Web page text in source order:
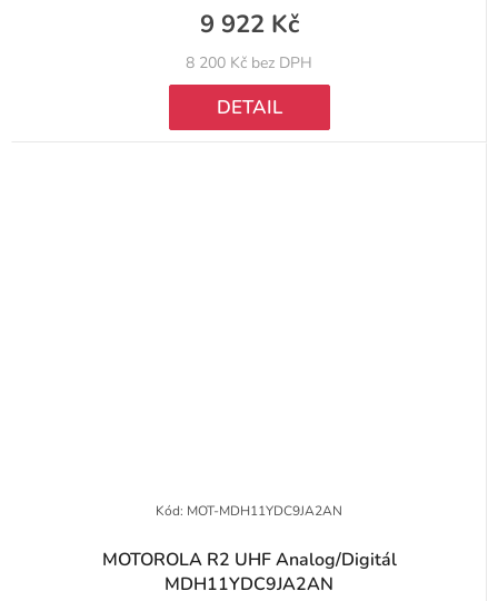
8 200 Kč bez DPH
9 922 Kč
DETAIL
MOTOROLA R2 UHF Analog/Digitál
MDH11YDC9JA2AN
Kód: MOT-MDH11YDC9JA2AN